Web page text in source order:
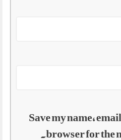
Save my name,
browser for the